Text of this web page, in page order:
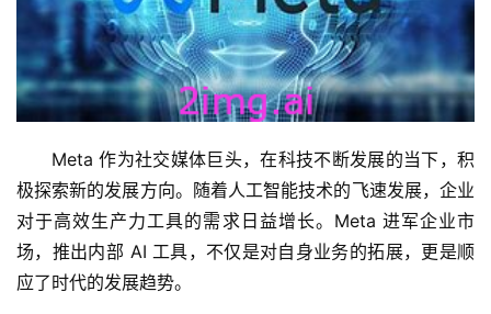
Meta 作为社交媒体巨头，在科技不断发展的当下，积
极探索新的发展方向。随着人工智能技术的飞速发展，企业
对于高效生产力工具的需求日益增长。Meta 进军企业市
场，推出内部 AI 工具，不仅是对自身业务的拓展，更是顺
应了时代的发展趋势。